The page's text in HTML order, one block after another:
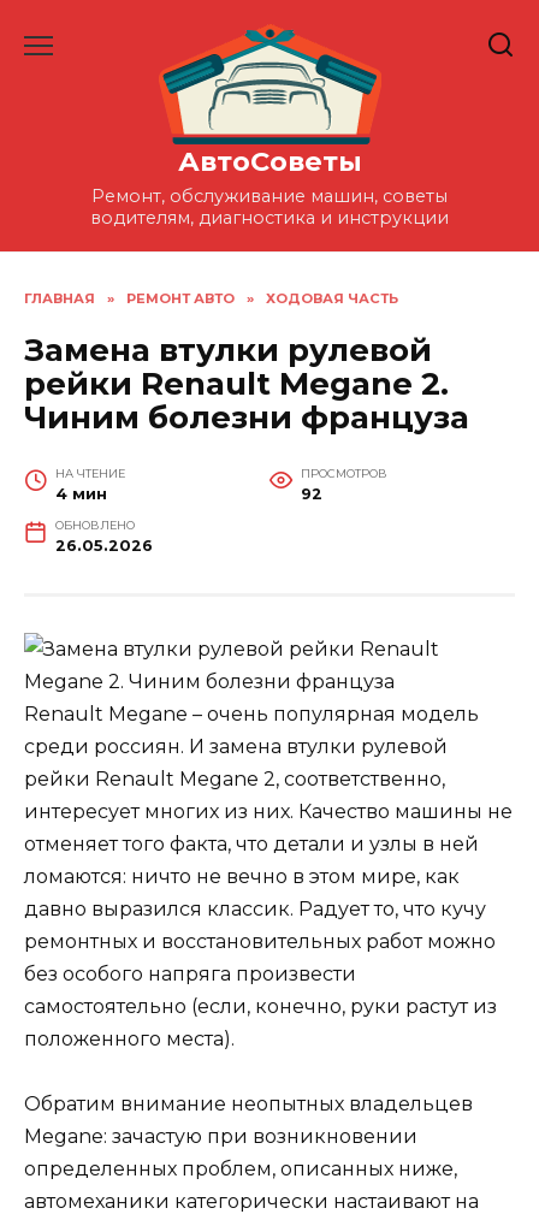
АвтоСоветы
Ремонт, обслуживание машин, советы
водителям, диагностика и инструкции
ГЛАВНАЯ » РЕМОНТ АВТО » ХОДОВАЯ ЧАСТЬ
Замена втулки рулевой
рейки Renault Megane 2.
Чиним болезни француза
НА ЧТЕНИЕ
4 мин
ПРОСМОТРОВ
92
ОБНОВЛЕНО
26.05.2026
Renault Megane – очень популярная модель
среди россиян. И замена втулки рулевой
рейки Renault Megane 2, соответственно,
интересует многих из них. Качество машины не
отменяет того факта, что детали и узлы в ней
ломаются: ничто не вечно в этом мире, как
давно выразился классик. Радует то, что кучу
ремонтных и восстановительных работ можно
без особого напряга произвести
самостоятельно (если, конечно, руки растут из
положенного места).
Обратим внимание неопытных владельцев
Megane: зачастую при возникновении
определенных проблем, описанных ниже,
автомеханики категорически настаивают на